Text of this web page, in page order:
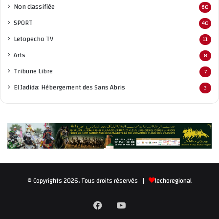
OCP : le chiffre d’affaires en hausse de 4% en 2020
Non classifiée 60
SPORT 40
Letopecho TV 11
Arts 8
Tribune Libre 7
El Jadida: Hébergement des Sans Abris 3
© Copyrights 2026، Tous droits réservés | lechoregional
Facebook